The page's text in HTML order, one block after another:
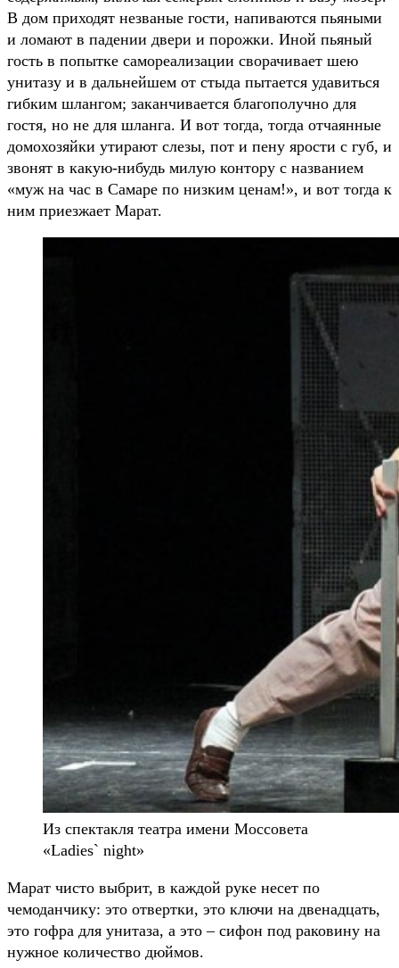
В дом приходят незваные гости, напиваются пьяными
и ломают в падении двери и порожки. Иной пьяный
гость в попытке самореализации сворачивает шею
унитазу и в дальнейшем от стыда пытается удавиться
гибким шлангом; заканчивается благополучно для
гостя, но не для шланга. И вот тогда, тогда отчаянные
домохозяйки утирают слезы, пот и пену ярости с губ, и
звонят в какую-нибудь милую контору с названием
«муж на час в Самаре по низким ценам!», и вот тогда к
ним приезжает Марат.
Из спектакля театра имени Моссовета
«Ladies` night»
Марат чисто выбрит, в каждой руке несет по
чемоданчику: это отвертки, это ключи на двенадцать,
это гофра для унитаза, а это – сифон под раковину на
нужное количество дюймов.